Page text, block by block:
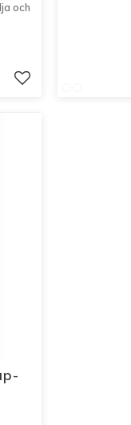
och
Lägg till i favoriter